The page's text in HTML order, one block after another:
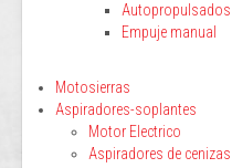
Autopropulsados
Empuje manual
Motosierras
Aspiradores-soplantes
Motor Electrico
Aspiradores de cenizas